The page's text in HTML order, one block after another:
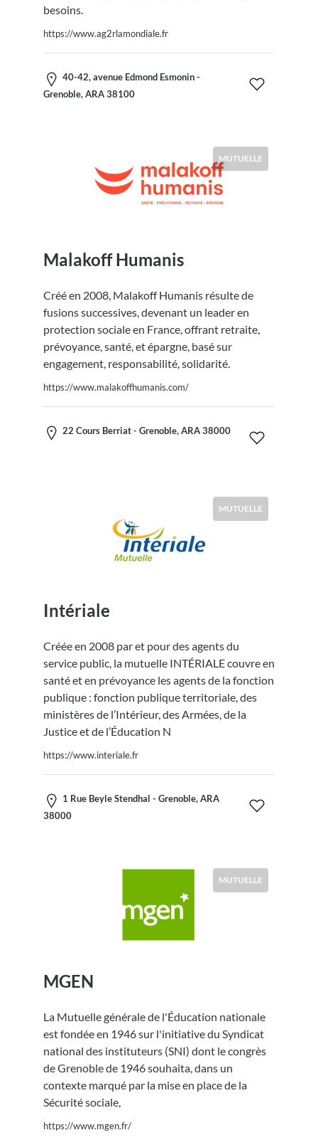
besoins.
https://www.ag2rlamondiale.fr
40-42, avenue Edmond Esmonin -
Grenoble, ARA 38100
MUTUELLE
Malakoff Humanis
Créé en 2008, Malakoff Humanis résulte de
fusions successives, devenant un leader en
protection sociale en France, offrant retraite,
prévoyance, santé, et épargne, basé sur
engagement, responsabilité, solidarité.
https://www.malakoffhumanis.com/
22 Cours Berriat - Grenoble, ARA 38000
MUTUELLE
Intériale
Créée en 2008 par et pour des agents du
service public, la mutuelle INTÉRIALE couvre en
santé et en prévoyance les agents de la fonction
publique : fonction publique territoriale, des
ministères de l’Intérieur, des Armées, de la
Justice et de l’Éducation N
https://www.interiale.fr
1 Rue Beyle Stendhal - Grenoble, ARA
38000
MUTUELLE
MGEN
La Mutuelle générale de l'Éducation nationale
est fondée en 1946 sur l'initiative du Syndicat
national des instituteurs (SNI) dont le congrès
de Grenoble de 1946 souhaita, dans un
contexte marqué par la mise en place de la
Sécurité sociale,
https://www.mgen.fr/